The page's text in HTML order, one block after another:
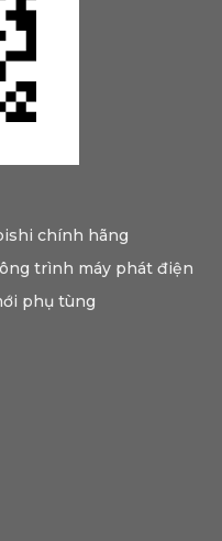
chính hãng
trình máy phát điện
phụ tùng